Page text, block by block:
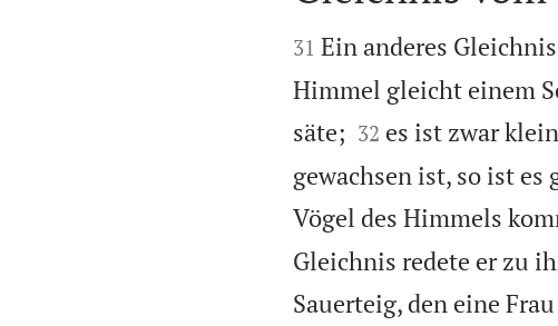


31 Ein anderes
Himmel gleicht einem
säte;
32 es ist zwar
gewachsen ist, so ist
Vögel des Himmels
Gleichnis redete er zu
Sauerteig, den eine